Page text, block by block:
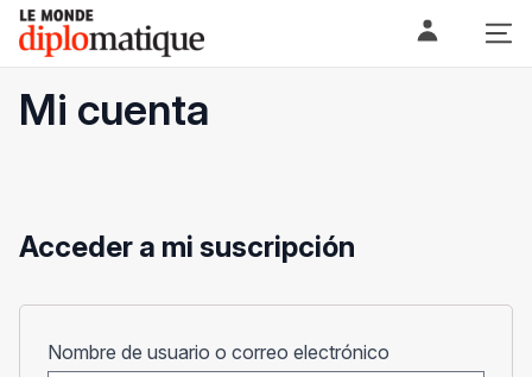
Skip
content
Le monde diplomatique
Mi cuenta
Acceder a mi suscripción
Nombre de usuario o correo electrónico